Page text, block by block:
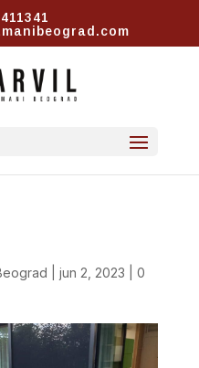
jun 2, 2023
0